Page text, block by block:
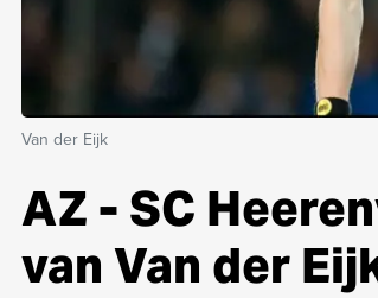
Van der Eijk
AZ - SC
van Van der